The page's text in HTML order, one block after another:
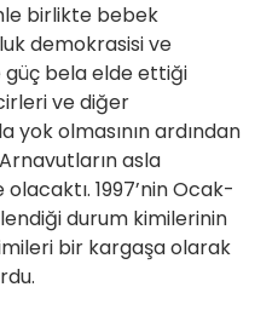
birlikte bebek
demokrasisi ve
güç bela elde ettiği
ve diğer
yok olmasının ardından
asla
1997’nin Ocak-
durum kimilerinin
bir kargaşa olarak